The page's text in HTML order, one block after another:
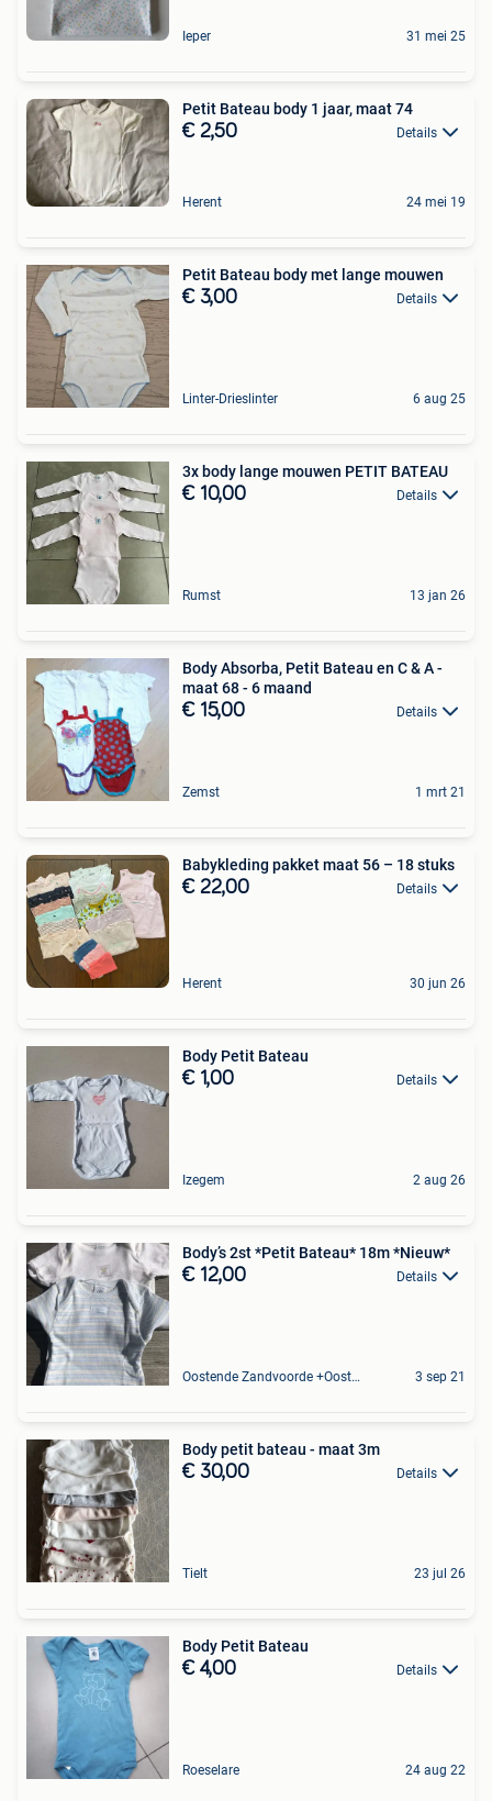
Ieper 31 mei 25
Petit Bateau body 1 jaar, maat 74
€ 2,50 Details
Herent 24 mei 19
Petit Bateau body met lange mouwen
€ 3,00 Details
Linter-Drieslinter 6 aug 25
3x body lange mouwen PETIT BATEAU
€ 10,00 Details
Rumst 13 jan 26
Body Absorba, Petit Bateau en C & A -
maat 68 - 6 maand
€ 15,00 Details
Zemst 1 mrt 21
Babykleding pakket maat 56 – 18 stuks
€ 22,00 Details
Herent 30 jun 26
Body Petit Bateau
€ 1,00 Details
Izegem 2 aug 26
Body’s 2st *Petit Bateau* 18m *Nieuw*
€ 12,00 Details
Oostende Zandvoorde +Oostende 3 sep 21
Body petit bateau - maat 3m
€ 30,00 Details
Tielt 23 jul 26
Body Petit Bateau
€ 4,00 Details
Roeselare 24 aug 22